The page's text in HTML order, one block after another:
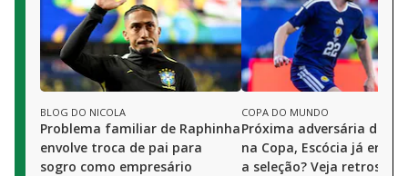
BLOG DO NICOLA
Problema familiar de Raphinha
envolve troca de pai para
sogro como empresário
COPA DO MUNDO
Próxima adversária do
na Copa, Escócia já
a seleção? Veja